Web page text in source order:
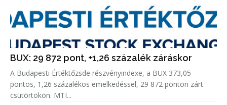
BUX: 29 872 pont, +1,26 százalék záráskor
A Budapesti Értéktőzsde részvényindexe, a BUX 373,05
pontos, 1,26 százalékos emelkedéssel, 29 872 ponton zárt
csütörtökön. MTI...